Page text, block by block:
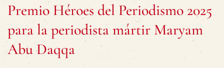
Premio Héroes del Periodismo 2025
para la periodista mártir Maryam
Abu Daqqa